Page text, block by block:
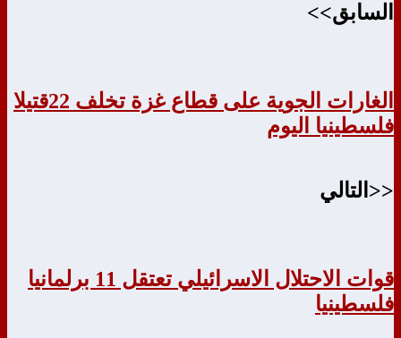
السابق>>
الغارات الجوية على قطاع غزة تخلف 22قتيلا
فلسطينيا اليوم
<<التالي
قوات الاحتلال الاسرائيلي تعتقل 11 برلمانيا
فلسطينيا